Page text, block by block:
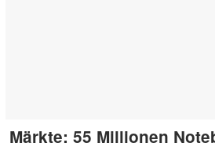
Märkte: 55 Millionen